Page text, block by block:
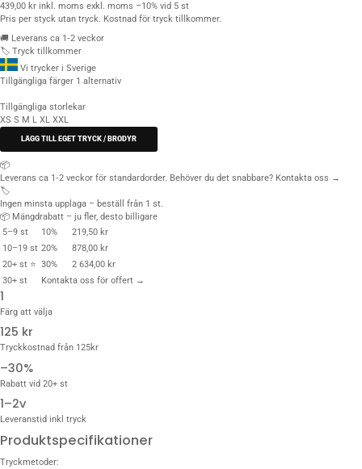
439,00 kr inkl. moms exkl. moms –10% vid 5 st
Pris per styck utan tryck. Kostnad för tryck tillkommer.
🚚 Leverans ca 1‑2 veckor
🏷️ Tryck tillkommer
Vi trycker i Sverige
Tillgängliga färger 1 alternativ
Tillgängliga storlekar
XS S M L XL XXL
LÄGG TILL EGET TRYCK / BRODYR
📦
Leverans ca 1‑2 veckor för standardorder. Behöver du det snabbare? Kontakta oss →
🏷️
Ingen minsta upplaga – beställ från 1 st.
📦 Mängdrabatt – ju fler, desto billigare
5–9 st
10%
219,50 kr
10–19 st 20%
878,00 kr
20+ st ⭐ 30%
2 634,00 kr
30+ st
Kontakta oss för offert →
1
Färg att välja
125 kr
Tryckkostnad från 125kr
–30%
Rabatt vid 20+ st
1–2v
Leveranstid inkl tryck
Produktspecifikationer
Tryckmetoder: